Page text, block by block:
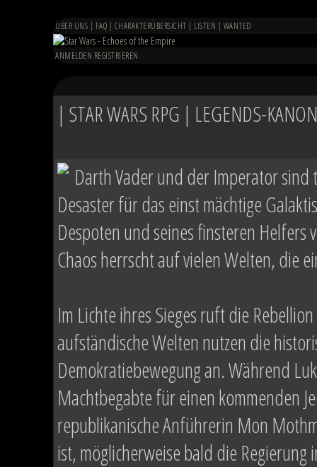
ÜBER UNS | FAQ | CHARAKTERÜBERSICHT | LISTEN | WANTED
ANMELDEN REGISTRIEREN
| STAR WARS RPG | LEGENDS-
Darth Vader und der Imperator
Desaster für das einst mächtige
Despoten und seines finsteren
Chaos herrscht auf vielen Welten, die
Im Lichte ihres Sieges ruft die
aufständische Welten nutzen die
Demokratiebewegung an. Während
Machtbegabte für einen kommenden
republikanische Anführerin Mon
ist, möglicherweise bald die